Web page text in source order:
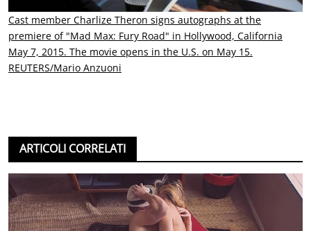
Cast member Charlize Theron signs autographs at the
premiere of "Mad Max: Fury Road" in Hollywood, California
May 7, 2015. The movie opens in the U.S. on May 15.
REUTERS/Mario Anzuoni
ARTICOLI CORRELATI